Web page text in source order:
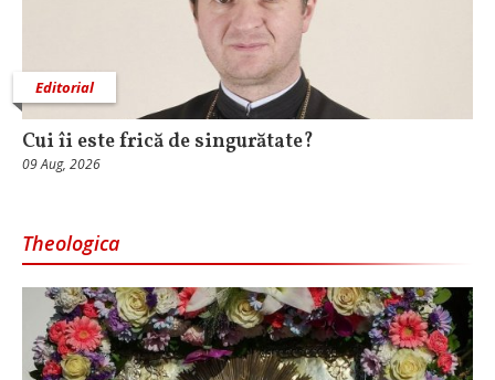
Editorial
Cui îi este frică de singurătate?
09 Aug, 2026
Theologica